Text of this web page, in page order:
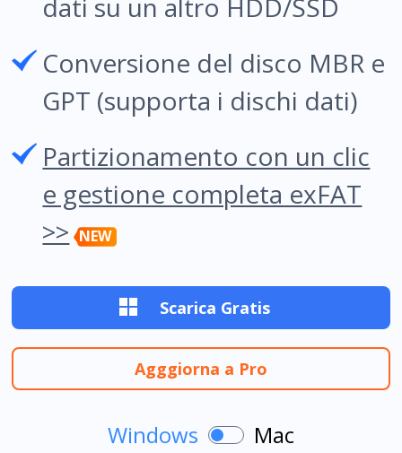
Conversione del disco MBR e
GPT (supporta i dischi dati)
Partizionamento con un clic
e gestione completa exFAT
>> NEW
 Scarica Gratis
Agggiorna a Pro
Windows Mac